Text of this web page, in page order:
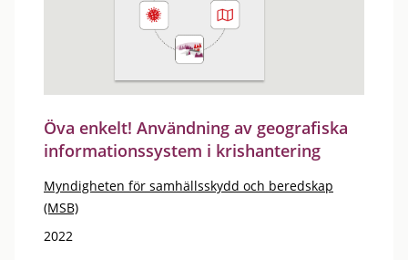
Öva enkelt! Användning av geografiska
informationssystem i krishantering
Myndigheten för samhällsskydd och beredskap
(MSB)
2022